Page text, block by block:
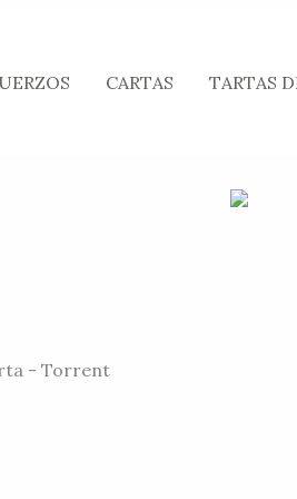
CARTAS TARTAS
- Torrent